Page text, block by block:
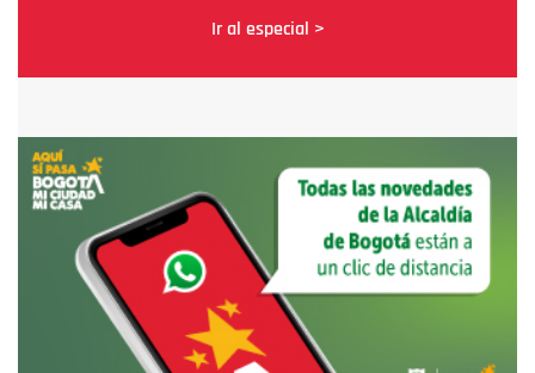
Ir al especial >